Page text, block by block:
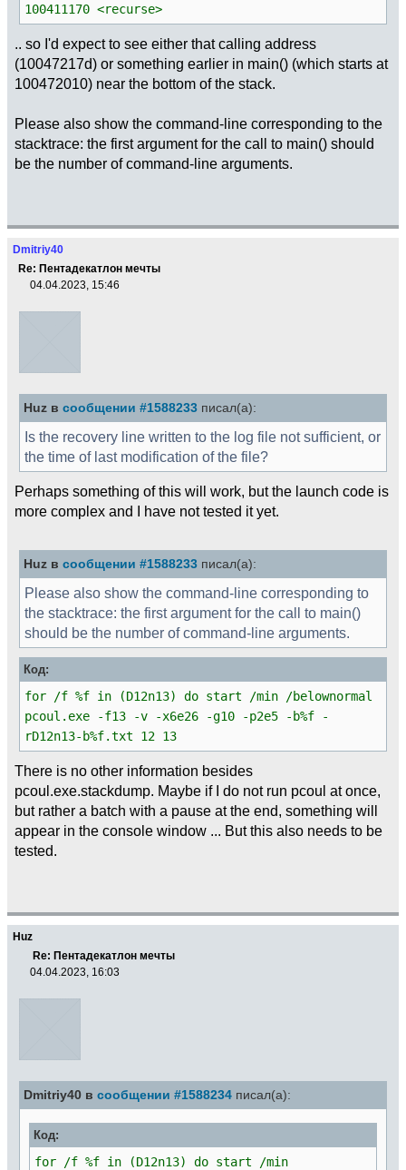
100411170 <recurse>
.. so I'd expect to see either that calling address
(10047217d) or something earlier in main() (which starts at
100472010) near the bottom of the stack.
Please also show the command-line corresponding to the
stacktrace: the first argument for the call to main() should
be the number of command-line arguments.
Dmitriy40
Re: Пентадекатлон мечты
04.04.2023, 15:46
Huz в сообщении #1588233 писал(а):
Is the recovery line written to the log file not sufficient, or
the time of last modification of the file?
Perhaps something of this will work, but the launch code is
more complex and I have not tested it yet.
Huz в сообщении #1588233 писал(а):
Please also show the command-line corresponding to
the stacktrace: the first argument for the call to main()
should be the number of command-line arguments.
Код:
for /f %f in (D12n13) do start /min /belownormal
pcoul.exe -f13 -v -x6e26 -g10 -p2e5 -b%f -
rD12n13-b%f.txt 12 13
There is no other information besides
pcoul.exe.stackdump. Maybe if I do not run pcoul at once,
but rather a batch with a pause at the end, something will
appear in the console window ... But this also needs to be
tested.
Huz
Re: Пентадекатлон мечты
04.04.2023, 16:03
Dmitriy40 в сообщении #1588234 писал(а):
Код:
for /f %f in (D12n13) do start /min